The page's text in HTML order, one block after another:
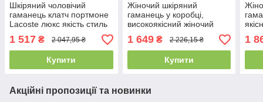
Шкіряний чоловічий
гаманець клатч портмоне
Lacoste люкс якість стиль
Лакоста
1 517 ₴ 2 047,95 ₴
Купити
Жіночий шкіряний
гаманець у коробці,
високоякісний жіночий
портмоне з натуральної
шкіри
1 649₴ 2 226,15 ₴
Купити
з
1
Акційні пропозиції та новинки